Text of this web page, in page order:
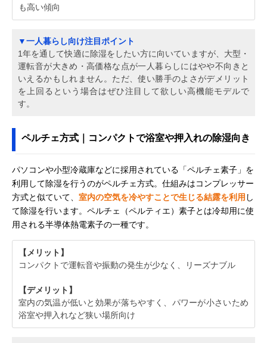
も高い傾向
▼一人暮らし向け注目ポイント
1年を通して快適に除湿をしたい方に向いていますが、大型・
運転音が大きめ・高価格な点が一人暮らしにはやや不向きと
いえるかもしれません。ただ、使い勝手のよさがデメリット
を上回るという場合はぜひ注目して欲しい高機能モデルで
す。
ペルチェ方式｜コンパクトで浴室や押入れの除湿向き
パソコンや小型冷蔵庫などに採用されている「ペルチェ素子」を
利用して除湿を行うのがペルチェ方式。仕組みはコンプレッサー
方式と似ていて、 室内の空気を冷やすことで生じる結露を利用 し
て除湿を行います。ペルチェ（ペルティエ）素子とは冷却用に使
用される半導体熱電素子の一種です。
【メリット】
コンパクトで運転音や振動の発生が少なく、リーズナブル
【デメリット】
室内の気温が低いと効果が落ちやすく、パワーが小さいため
浴室や押入れなど狭い場所向け